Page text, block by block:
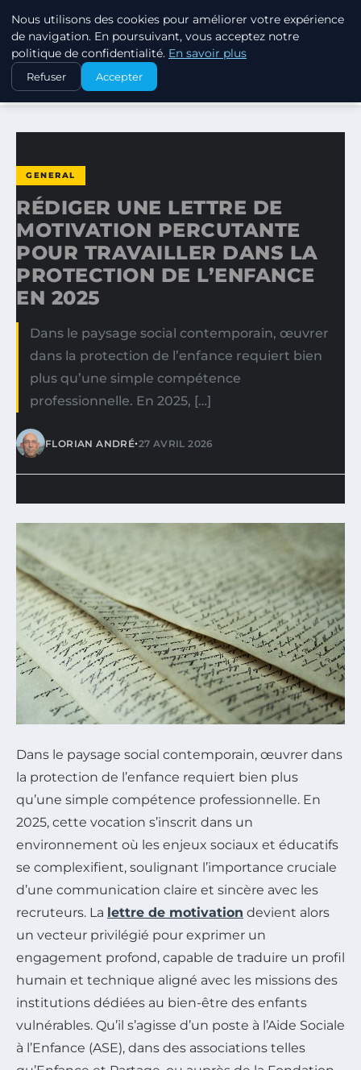
MARKETING STRATEGIQUE
ACCUEIL
GENERAL
RÉDIGER UNE LETTRE DE MOTIVATION PERCUTANTE POUR…
GENERAL
RÉDIGER UNE LETTRE DE
MOTIVATION PERCUTANTE
POUR TRAVAILLER DANS LA
PROTECTION DE L’ENFANCE
EN 2025
Dans le paysage social contemporain, œuvrer
dans la protection de l’enfance requiert bien
plus qu’une simple compétence
professionnelle. En 2025, […]
FLORIAN ANDRÉ•27 AVRIL 2026
Dans le paysage social contemporain, œuvrer dans
la protection de l’enfance requiert bien plus
qu’une simple compétence professionnelle. En
2025, cette vocation s’inscrit dans un
environnement où les enjeux sociaux et éducatifs
se complexifient, soulignant l’importance cruciale
d’une communication claire et sincère avec les
recruteurs. La lettre de motivation devient alors
un vecteur privilégié pour exprimer un
engagement profond, capable de traduire un profil
humain et technique aligné avec les missions des
institutions dédiées au bien-être des enfants
vulnérables. Qu’il s’agisse d’un poste à l’Aide Sociale
à l’Enfance (ASE), dans des associations telles
Nous utilisons des cookies pour améliorer votre expérience
de navigation. En poursuivant, vous acceptez notre
politique de confidentialité. En savoir plus
Refuser Accepter